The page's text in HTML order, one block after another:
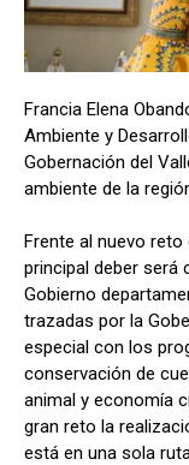
Francia Elena
Ambiente y
Gobernación del
ambiente de la
Frente al nuevo
principal deber será
Gobierno
trazadas por la
especial con los
conservación de
animal y economía
gran reto la
está en una sola